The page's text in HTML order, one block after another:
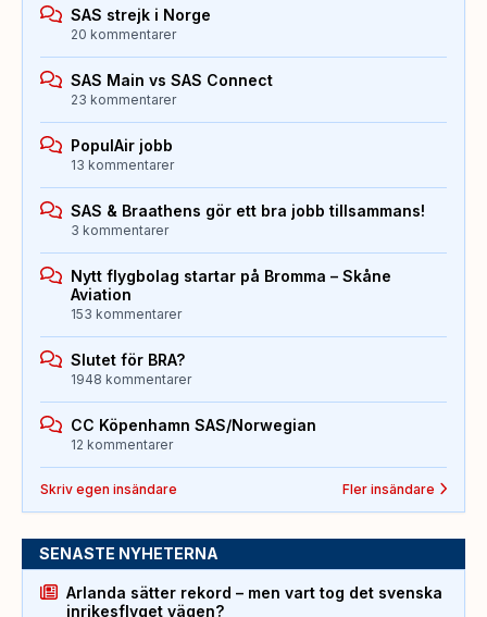
SAS strejk i Norge
20 kommentarer
SAS Main vs SAS Connect
23 kommentarer
PopulAir jobb
13 kommentarer
SAS & Braathens gör ett bra jobb tillsammans!
3 kommentarer
Nytt flygbolag startar på Bromma – Skåne
Aviation
153 kommentarer
Slutet för BRA?
1948 kommentarer
CC Köpenhamn SAS/Norwegian
12 kommentarer
Skriv egen insändare Fler insändare
SENASTE NYHETERNA
Arlanda sätter rekord – men vart tog det svenska
inrikesflyget vägen?